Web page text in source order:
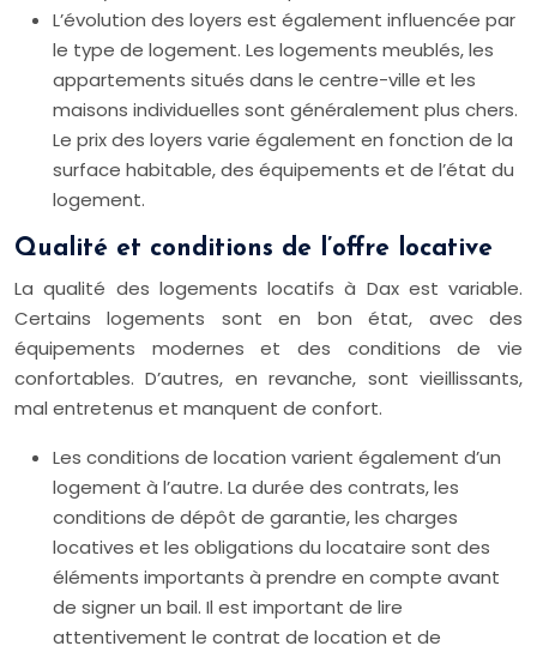
L’évolution des loyers est également influencée par
le type de logement. Les logements meublés, les
appartements situés dans le centre-ville et les
maisons individuelles sont généralement plus chers.
Le prix des loyers varie également en fonction de la
surface habitable, des équipements et de l’état du
logement.
Qualité et conditions de l’offre locative
La qualité des logements locatifs à Dax est variable.
Certains logements sont en bon état, avec des
équipements modernes et des conditions de vie
confortables. D’autres, en revanche, sont vieillissants,
mal entretenus et manquent de confort.
Les conditions de location varient également d’un
logement à l’autre. La durée des contrats, les
conditions de dépôt de garantie, les charges
locatives et les obligations du locataire sont des
éléments importants à prendre en compte avant
de signer un bail. Il est important de lire
attentivement le contrat de location et de